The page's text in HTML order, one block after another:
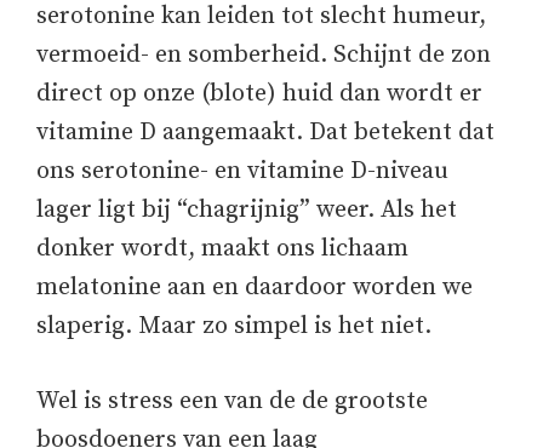
serotonine kan leiden tot slecht humeur,
vermoeid- en somberheid. Schijnt de zon
direct op onze (blote) huid dan wordt er
vitamine D aangemaakt. Dat betekent dat
ons serotonine- en vitamine D-niveau
lager ligt bij “chagrijnig” weer. Als het
donker wordt, maakt ons lichaam
melatonine aan en daardoor worden we
slaperig. Maar zo simpel is het niet.
Wel is stress een van de de grootste
boosdoeners van een laag